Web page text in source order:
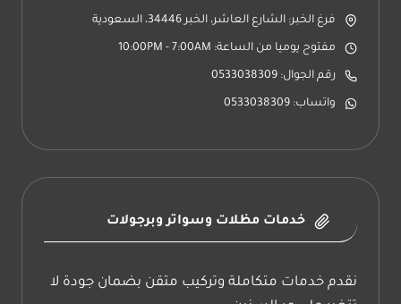
فرغ الخبر: الشارع العاشر، الخبر 34446، السعودية
مفتوح يوميا من الساعة: 10:00PM - 7:00AM
رقم الجوال: 0533038309
واتساب: 0533038309
خدمات مظلات وسواتر وبرجولات
نقدم خدمات متكاملة وتركيب متقن بضمان جودة لا